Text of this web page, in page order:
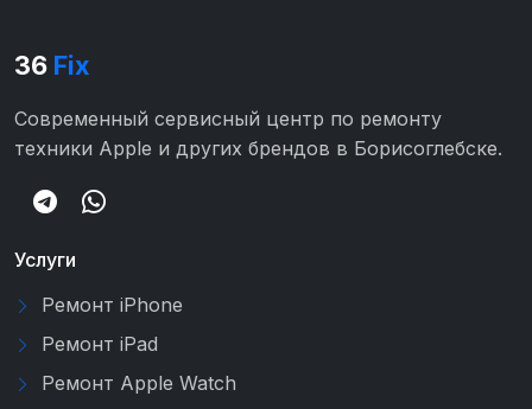
36 Fix
Современный сервисный центр по ремонту
техники Apple и других брендов в Борисоглебске.
Услуги
Ремонт iPhone
Ремонт iPad
Ремонт Apple Watch